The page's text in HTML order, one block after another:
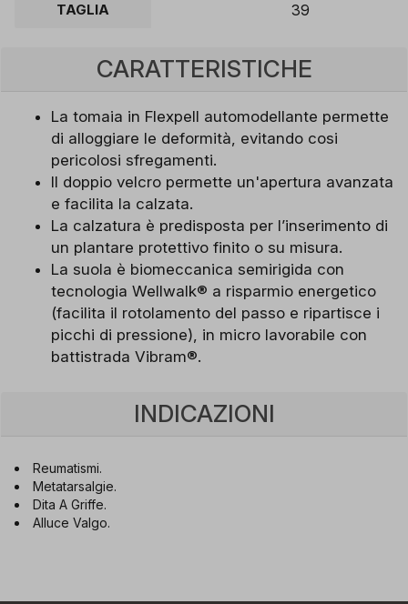
TAGLIA 39
CARATTERISTICHE
La tomaia in Flexpell automodellante permette
di alloggiare le deformità, evitando cosi
pericolosi sfregamenti.
Il doppio velcro permette un'apertura avanzata
e facilita la calzata.
La calzatura è predisposta per l’inserimento di
un plantare protettivo finito o su misura.
La suola è biomeccanica semirigida con
tecnologia Wellwalk® a risparmio energetico
(facilita il rotolamento del passo e ripartisce i
picchi di pressione), in micro lavorabile con
battistrada Vibram®.
INDICAZIONI
Reumatismi.
Metatarsalgie.
Dita A Griffe.
Alluce Valgo.